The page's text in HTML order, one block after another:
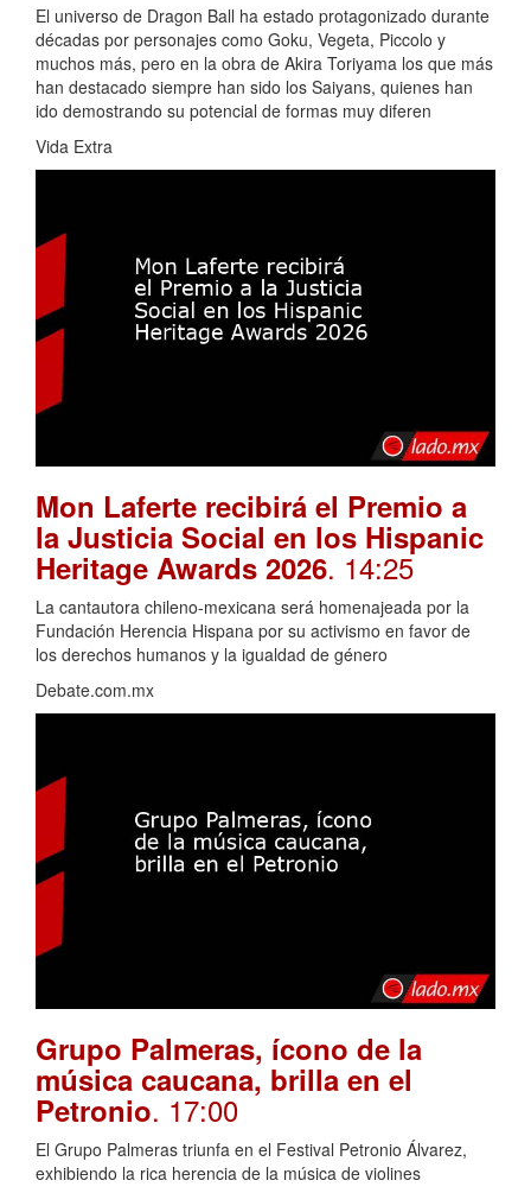
El universo de Dragon Ball ha estado protagonizado durante
décadas por personajes como Goku, Vegeta, Piccolo y
muchos más, pero en la obra de Akira Toriyama los que más
han destacado siempre han sido los Saiyans, quienes han
ido demostrando su potencial de formas muy diferen
Vida Extra
Mon Laferte recibirá el Premio a
la Justicia Social en los Hispanic
Heritage Awards 2026. 14:25
La cantautora chileno-mexicana será homenajeada por la
Fundación Herencia Hispana por su activismo en favor de
los derechos humanos y la igualdad de género
Debate.com.mx
Grupo Palmeras, ícono de la
música caucana, brilla en el
Petronio. 17:00
El Grupo Palmeras triunfa en el Festival Petronio Álvarez,
exhibiendo la rica herencia de la música de violines